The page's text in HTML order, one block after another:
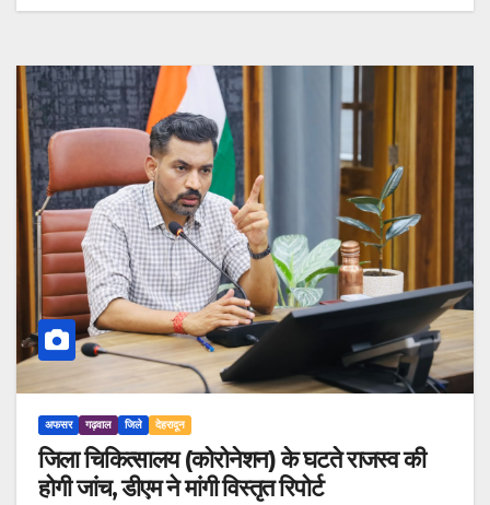
अफसर गढ़वाल जिले देहरादून
जिला चिकित्सालय (कोरोनेशन) के घटते राजस्व की
होगी जांच, डीएम ने मांगी विस्तृत रिपोर्ट